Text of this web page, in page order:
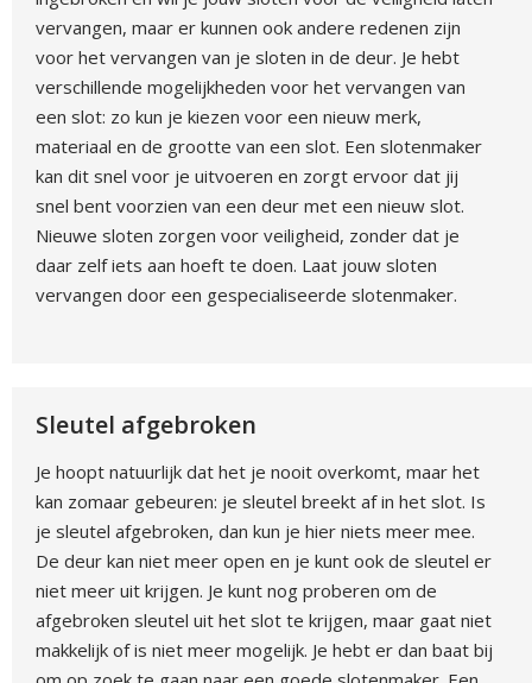
vervangen, maar er kunnen ook andere redenen zijn
voor het vervangen van je sloten in de deur. Je hebt
verschillende mogelijkheden voor het vervangen van
een slot: zo kun je kiezen voor een nieuw merk,
materiaal en de grootte van een slot. Een slotenmaker
kan dit snel voor je uitvoeren en zorgt ervoor dat jij
snel bent voorzien van een deur met een nieuw slot.
Nieuwe sloten zorgen voor veiligheid, zonder dat je
daar zelf iets aan hoeft te doen. Laat jouw sloten
vervangen door een gespecialiseerde slotenmaker.
Sleutel afgebroken
Je hoopt natuurlijk dat het je nooit overkomt, maar het
kan zomaar gebeuren: je sleutel breekt af in het slot. Is
je sleutel afgebroken, dan kun je hier niets meer mee.
De deur kan niet meer open en je kunt ook de sleutel er
niet meer uit krijgen. Je kunt nog proberen om de
afgebroken sleutel uit het slot te krijgen, maar gaat niet
makkelijk of is niet meer mogelijk. Je hebt er dan baat bij